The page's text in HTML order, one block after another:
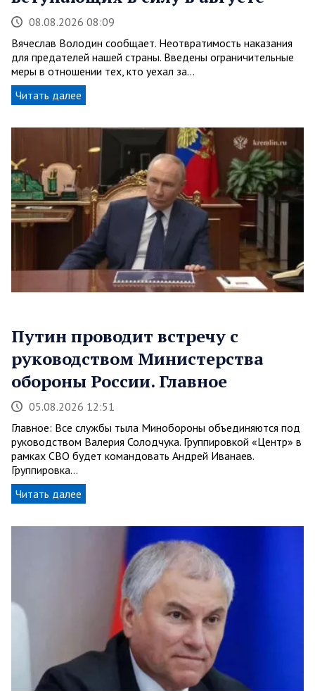
08.08.2026 08:09
Вячеслав Володин сообщает. Неотвратимость наказания
для предателей нашей страны. Введены ограничительные
меры в отношении тех, кто уехал за…
Читать далее
Путин проводит встречу с
руководством Министерства
обороны России. Главное
05.08.2026 12:51
Главное: Все службы тыла Минобороны объединяются под
руководством Валерия Солодчука. Группировкой «Центр» в
рамках СВО будет командовать Андрей Иванаев.
Группировка…
Читать далее